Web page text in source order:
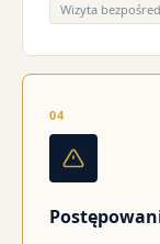
Wizyta
04